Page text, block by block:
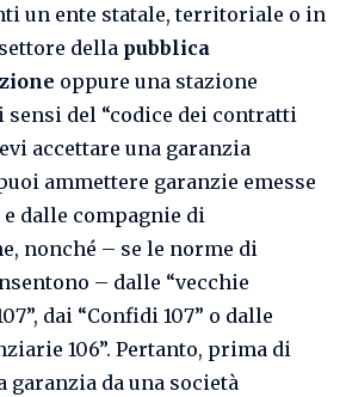
un ente statale, territoriale o in
della pubblica
oppure una stazione
sensi del “codice dei contratti
accettare una garanzia
ammettere garanzie emesse
dalle compagnie di
nonché – se le norme di
– dalle “vecchie
dai “Confidi 107” o dalle
106”. Pertanto, prima di
garanzia da una società